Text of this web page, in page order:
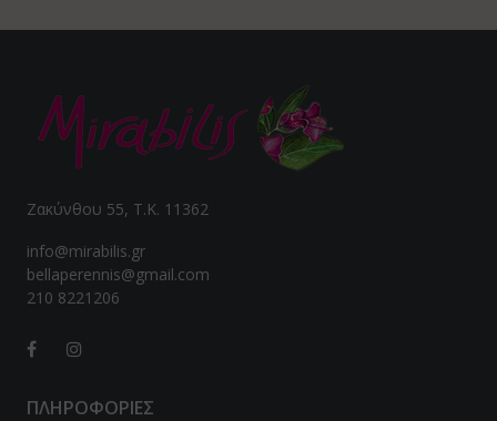
Ζακύνθου 55, Τ.Κ. 11362
info@mirabilis.gr
bellaperennis@gmail.com
210 8221206
ΠΛΗΡΟΦΟΡΙΕΣ